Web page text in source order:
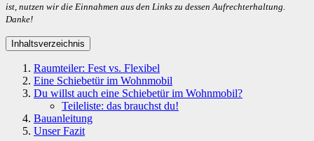
ist, nutzen wir die Einnahmen aus den Links zu dessen Aufrechterhaltung.
Danke!
Inhaltsverzeichnis
Raumteiler: Fest vs. Flexibel
Eine Schiebetür im Wohnmobil
Du willst auch eine Schiebetür im Wohnmobil?
Teileliste: das brauchst du!
Bauanleitung
Unser Fazit